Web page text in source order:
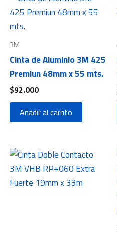
3M
Cinta de Aluminio 3M 425
Premiun 48mm x 55 mts.
$92.000
Añadir al carrito